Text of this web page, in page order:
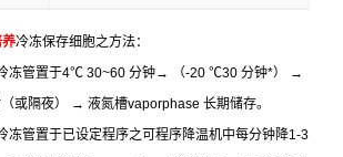
养冷冻保存细胞之方法：
冻管置于4℃ 30~60 分钟→ （-20 ℃30 分钟*）
→
或隔夜） → 液氮槽vaporphase 长期储存。
冻管置于已设定程序之可程序降温机中每分钟降1-3